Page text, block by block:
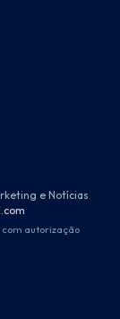
e Notícias
com autorização